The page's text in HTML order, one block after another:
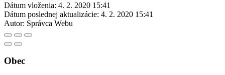
Dátum vloženia: 4. 2. 2020 15:41
Dátum poslednej aktualizácie: 4. 2. 2020 15:41
Autor: Správca Webu
Obec